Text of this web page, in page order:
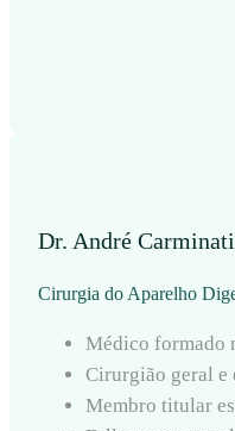
Dr. André
Cirurgia do Aparelho
Médico formado
Cirurgião geral e
Membro titular